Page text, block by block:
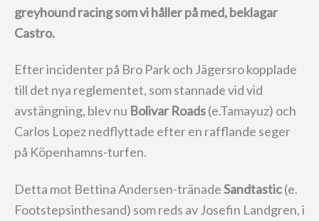
greyhound racing som vi håller på med, beklagar
Castro.
Efter incidenter på Bro Park och Jägersro kopplade
till det nya reglementet, som stannade vid vid
avstängning, blev nu Bolivar Roads(e.Tamayuz) och
Carlos Lopez nedflyttade efter en rafflande seger
på Köpenhamns-turfen.
Detta mot Bettina Andersen-tränadeSandtastic(e.
Footstepsinthesand) som reds av Josefin Landgren, i